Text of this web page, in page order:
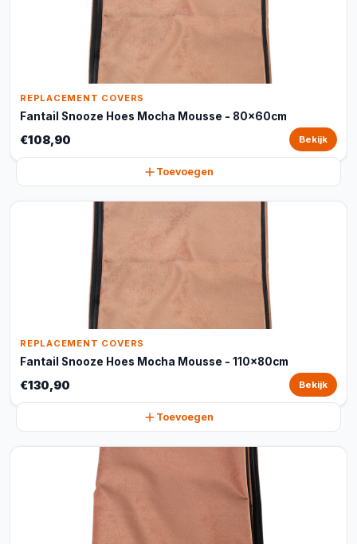
REPLACEMENT COVERS
Fantail Snooze Hoes Mocha Mousse - 80x60cm
€108,90 Bekijk
Toevoegen
REPLACEMENT COVERS
Fantail Snooze Hoes Mocha Mousse - 110x80cm
€130,90 Bekijk
Toevoegen